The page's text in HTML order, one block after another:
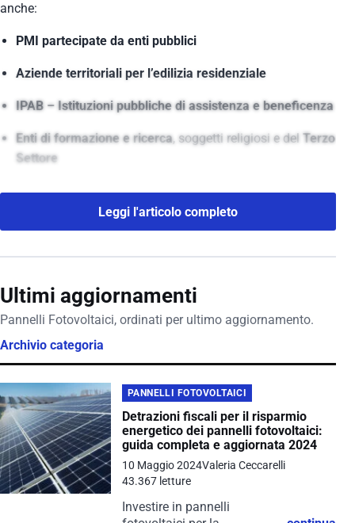
anche:
PMI partecipate da enti pubblici
Aziende territoriali per l’edilizia residenziale
IPAB – Istituzioni pubbliche di assistenza e beneficenza
Enti di formazione e ricerca, soggetti religiosi e del Terzo
Settore
Leggi l'articolo completo
Ultimi aggiornamenti
Pannelli Fotovoltaici, ordinati per ultimo aggiornamento.
Archivio categoria
PANNELLI FOTOVOLTAICI
Detrazioni fiscali per il risparmio
energetico dei pannelli fotovoltaici:
guida completa e aggiornata 2024
10 Maggio 2024Valeria Ceccarelli
43.367 letture
Investire in pannelli